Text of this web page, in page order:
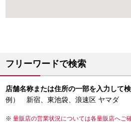
フリーワードで検索
店舗名称または住所の一部を入力して
例） 新宿、東池袋、浪速区 ヤマダ
量販店の営業状況については各量販店へご